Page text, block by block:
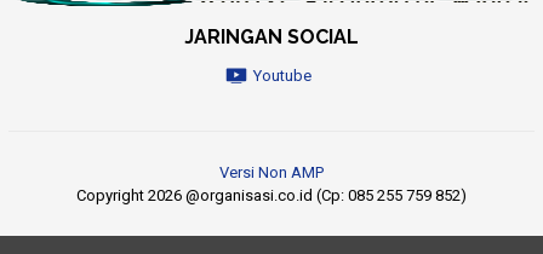
JARINGAN SOCIAL
Youtube
Versi Non AMP
Copyright 2026 @organisasi.co.id (Cp: 085 255 759 852)